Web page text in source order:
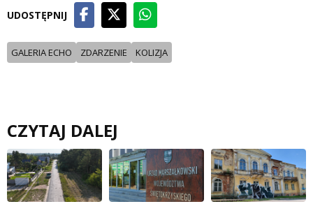
UDOSTĘPNIJ
GALERIA ECHO ZDARZENIE KOLIZJA
CZYTAJ DALEJ